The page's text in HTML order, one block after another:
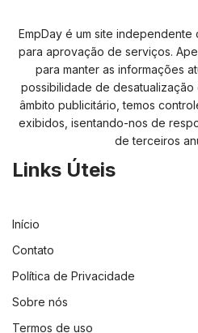
EmpDay é um site
para aprovação de serviços.
para manter as informações
possibilidade de
âmbito publicitário, temos
exibidos, isentando-nos de
de terceiros
Links Úteis
Início
Contato
Política de Privacidade
Sobre nós
Termos de uso